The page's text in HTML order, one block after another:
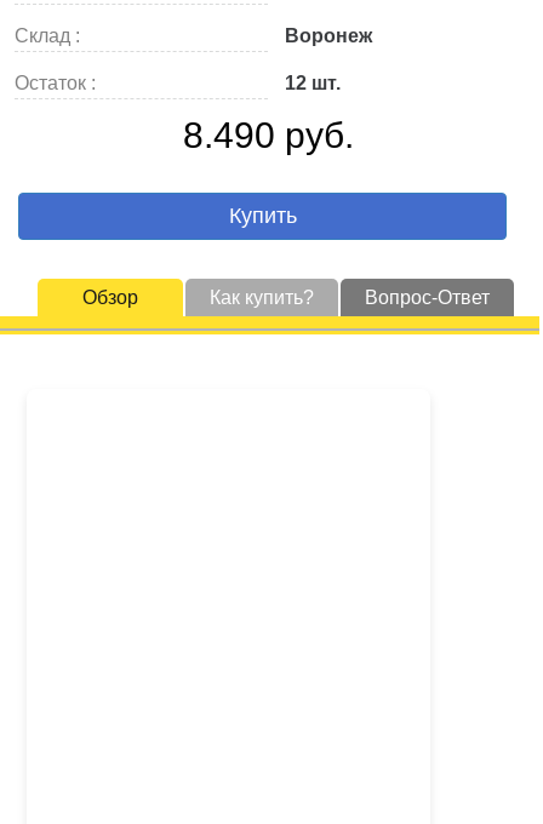
Склад : Воронеж
Остаток : 12 шт.
8.490 руб.
Купить
Обзор Как купить? Вопрос-Ответ